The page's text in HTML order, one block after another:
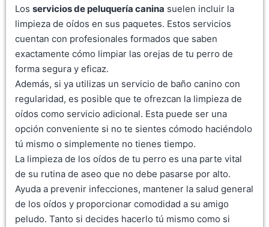
Los servicios de peluquería canina suelen incluir la
limpieza de oídos en sus paquetes. Estos servicios
cuentan con profesionales formados que saben
exactamente cómo limpiar las orejas de tu perro de
forma segura y eficaz.
Además, si ya utilizas un servicio de baño canino con
regularidad, es posible que te ofrezcan la limpieza de
oídos como servicio adicional. Esta puede ser una
opción conveniente si no te sientes cómodo haciéndolo
tú mismo o simplemente no tienes tiempo.
La limpieza de los oídos de tu perro es una parte vital
de su rutina de aseo que no debe pasarse por alto.
Ayuda a prevenir infecciones, mantener la salud general
de los oídos y proporcionar comodidad a su amigo
peludo. Tanto si decides hacerlo tú mismo como si